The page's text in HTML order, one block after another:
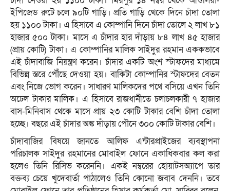
ইপিজেড রুটে চলে ৯০টি গাড়ি। প্রতি গাড়ি থেকে দিনে চাঁদা তোলা
হয় ১১০০ টাকা। এ হিসাবে এ কোম্পানি দিনে চাঁদা তোলে ২ লাখ ৮১
হাজার ৫০০ টাকা। মাসে এ চাঁদার হার দাঁড়ায় ৮৪ লাখ ৪৫ হাজার
(প্রায় কোটি) টাকা। এ কোম্পানির মালিক সাইদুর রহমান এককভাবে
এই চাঁদাবাজি নিয়ন্ত্রণ করেন। চাঁদার একটি অংশ স্টাফদের মাধ্যমে
বিভিন্ন স্তরে পৌঁছে দেওয়া হয়। বাকিটা কোম্পানির স্টাফদের বেতন
এবং নিজে ভোগ করেন। সাধারণ মালিকদের পথে বসিয়ে এখন তিনি
অঢেল টাকার মালিক। এ হিসাবে রাজধানীতে চলাচলকারী ৭ হাজার
বাস-মিনিবাস থেকে মাসে প্রায় ২৩ কোটি টাকার বেশি চাঁদা তোলা
হচ্ছে। বছরে এই চাঁদার অঙ্ক দাঁড়ায় পৌনে ৩০০ কোটি টাকার বেশি।
চাঁদাবাজির বিষয়ে জানতে আলিফ এন্টারপ্রাইজের ব্যবস্থাপনা
পরিচালক সাইদুর রহমানের মোবাইল ফোনে একাধিকবার কল করা
হলেও তিনি রিসিভ করেননি। একই নম্বরের হোয়াটসঅ্যাপে তার
বক্তব্য চেয়ে খুদেবার্তা পাঠালেও তিনি কোনো জবাব দেননি। তবে